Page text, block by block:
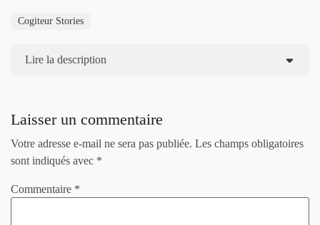
Cogiteur Stories
Lire la description
Laisser un commentaire
Votre adresse e-mail ne sera pas publiée. Les champs obligatoires
sont indiqués avec *
Commentaire *